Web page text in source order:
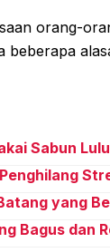
orang-
beberapa
Sabun
yang
Bagus dan